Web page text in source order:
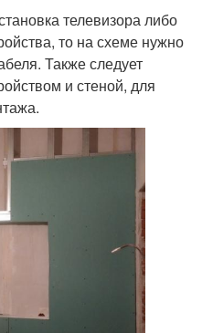
телевизора либо
то на схеме нужно
Также следует
и стеной, для